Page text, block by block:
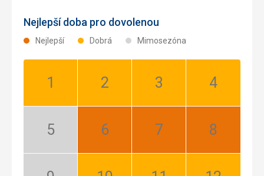
Nejlepší doba pro dovolenou
Nejlepší Dobrá Mimosezóna
Leden:
Únor:
Březen:
Duben:
Květen:
Červen:
Červenec:
Srpen: